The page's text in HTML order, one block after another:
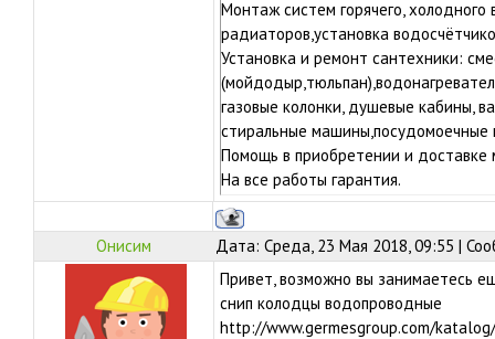
e-mail: remont1@ro.ru
ICQ 607632252
QIP 607632252
Андрей
Монтаж систем горячего,
радиаторов,установка
Установка и ремонт сантехники:
газовые колонки, душевые кабины,
стиральные
Помощь в приобретении и доставке
На все работы гарантия.
Работаем во всех районах города
Контактный телефон: 8(495)589-55-
e-mail: remont1@ro.ru
ICQ 607632252
QIP 607632252
Андрей
Онисим Дата: Среда, 23 Мая 2018, 09:55 |
Привет, возможно вы занимаетесь
снип колодцы водопроводные
http://www.germesgroup.com/